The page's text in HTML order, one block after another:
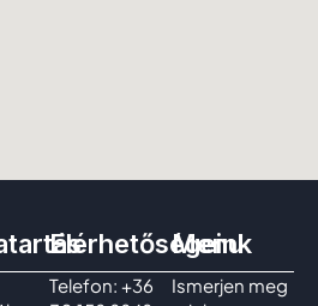
Elérhetőségeink
Telefon: +36
Menu
Ismerjen meg